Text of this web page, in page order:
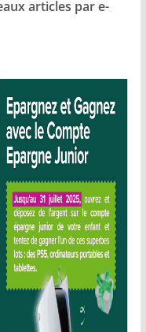
articles par e-